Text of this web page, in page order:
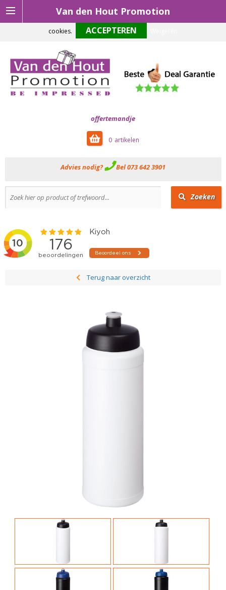
Van den Hout Promotion
offertemandje
0
Advies nodig? Bel 073 642 3901
Zoeken
Terug naar overzicht
Om onze website optimaal te laten functioneren maken wij gebruik van
cookies.